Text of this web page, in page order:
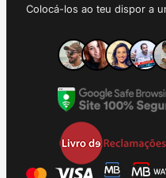
Colocá-los ao teu dispor a